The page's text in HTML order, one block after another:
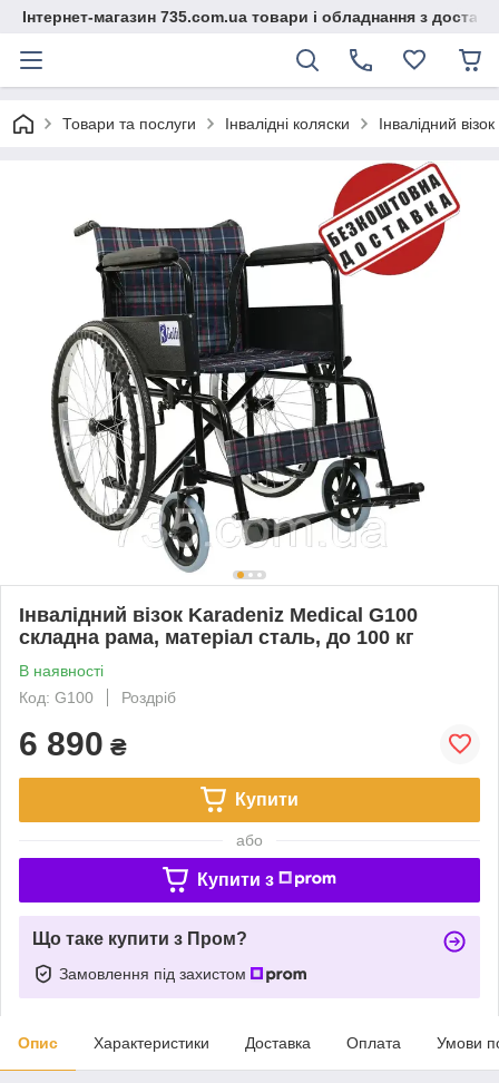
Інтернет-магазин 735.com.ua товари і обладнання з
Товари та послуги Інвалідні коляски Інвалідний
Інвалідний візок Karadeniz Medical G100
складна рама, матеріал сталь, до 100 кг
В наявності
Код: G100
Роздріб
6 890 ₴
Купити
або
Купити з
Що таке купити з Пром?
Замовлення під захистом
Опис Характеристики Доставка Оплата Умови